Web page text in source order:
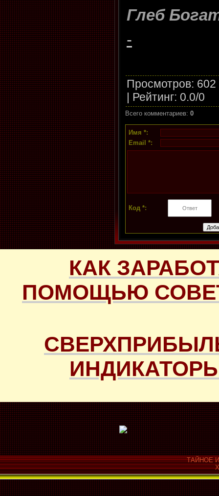
Глеб
-
Просмотров:
| Рейтинг: 0.0/0
Всего комментариев: 0
Имя *:
Email *:
Код *:
КАК
ПОМОЩЬЮ
ТАЙНОЕ